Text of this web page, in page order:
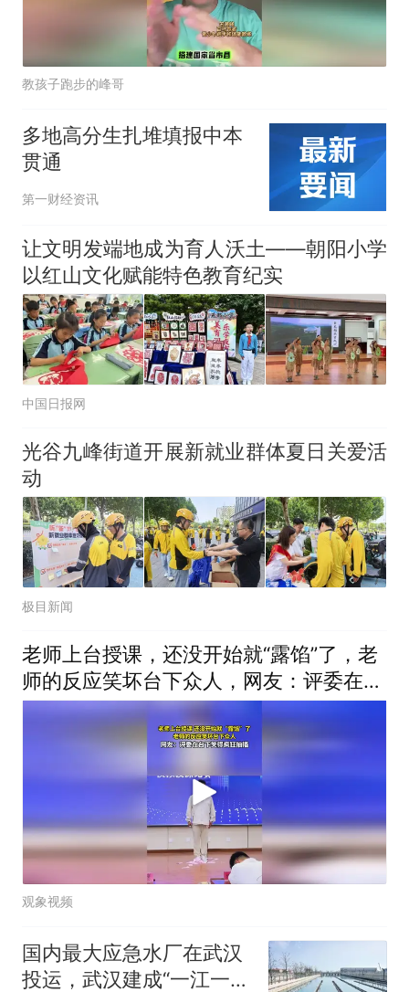
教孩子跑步的峰哥
多地高分生扎堆填报中本
贯通
第一财经资讯
让文明发端地成为育人沃土——朝阳小学
以红山文化赋能特色教育纪实
中国日报网
光谷九峰街道开展新就业群体夏日关爱活
动
极目新闻
老师上台授课，还没开始就“露馅”了，老
师的反应笑坏台下众人，网友：评委在台
下笑得疯狂抽搐
观象视频
国内最大应急水厂在武汉
投运，武汉建成“一江一